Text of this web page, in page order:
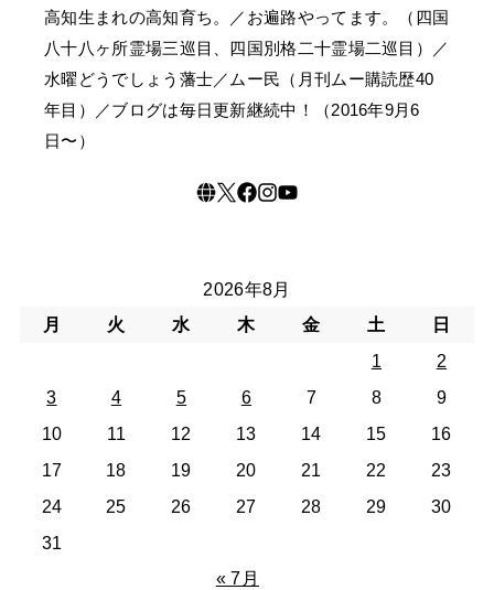
高知生まれの高知育ち。／お遍路やってます。（四国
八十八ヶ所霊場三巡目、四国別格二十霊場二巡目）／
水曜どうでしょう藩士／ムー民（月刊ムー購読歴40
年目）／ブログは毎日更新継続中！（2016年9月6
日〜）
2026年8月
月
火 水 木 金 土
日
1
2
3
4 5 6 7 8
9
10
11 12 13 14 15
16
17
18 19 20 21 22
23
24
25 26 27 28 29
30
31
« 7月